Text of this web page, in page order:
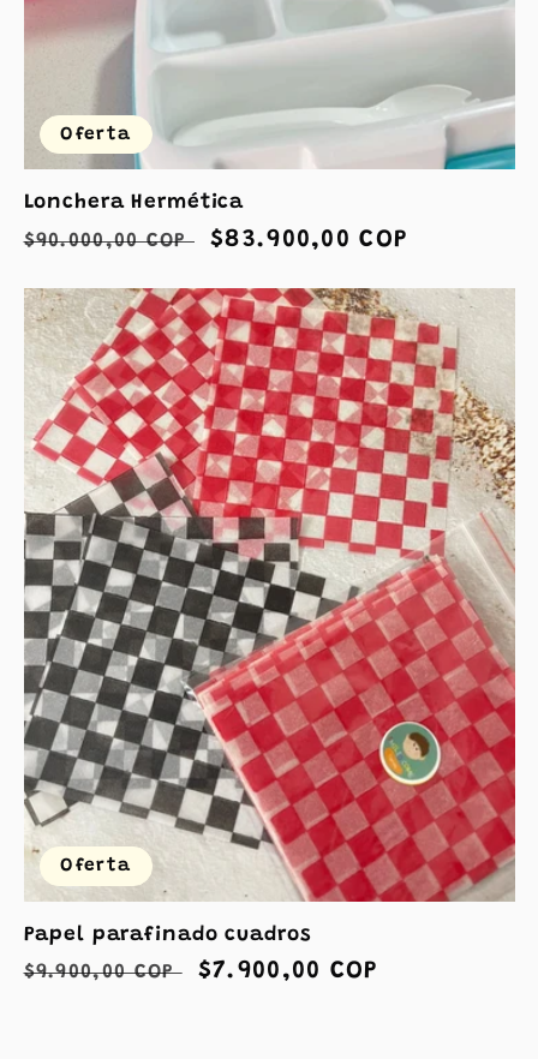
Oferta
Lonchera Hermética
Precio
$90.000,00 COP
Precio
oferta
$83.900,00 COP
Oferta
Papel parafinado cuadros
Precio
$9.900,00 COP
Precio
$7.900,00 COP